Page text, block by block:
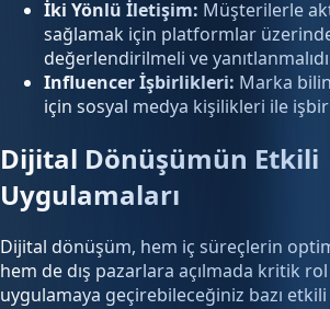
İki Yönlü İletişim: Müşterilerle
sağlamak için platformlar
değerlendirilmeli ve
Influencer İşbirlikleri: Marka
için sosyal medya kişilikleri ile
Dijital Dönüşümün Etkili
Uygulamaları
Dijital dönüşüm, hem iç süreçlerin
hem de dış pazarlara açılmada kritik
uygulamaya geçirebileceğiniz bazı